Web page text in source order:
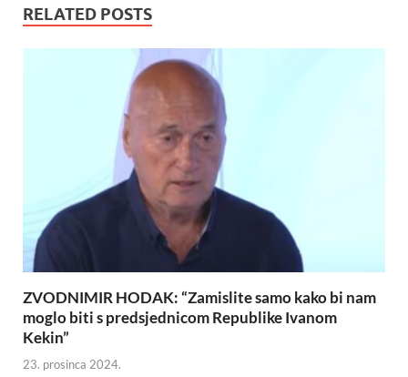
RELATED POSTS
ZVODNIMIR HODAK: “Zamislite samo kako bi nam
moglo biti s predsjednicom Republike Ivanom
Kekin”
23. prosinca 2024.